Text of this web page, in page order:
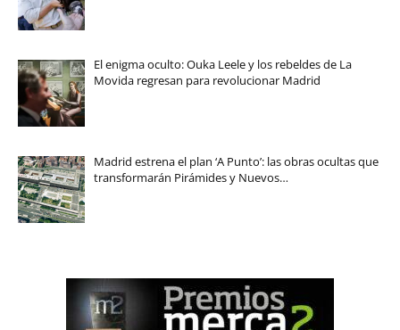
El enigma oculto: Ouka Leele y los rebeldes de La
Movida regresan para revolucionar Madrid
Madrid estrena el plan ‘A Punto’: las obras ocultas que
transformarán Pirámides y Nuevos…